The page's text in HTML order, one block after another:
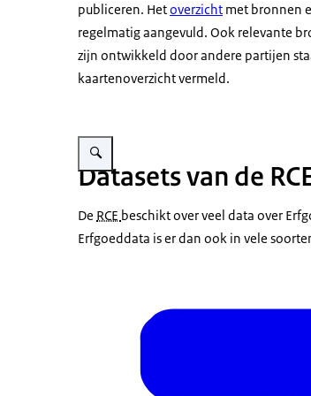
publiceren. Hetoverzicht met bronnen
regelmatig aangevuld. Ook relevante
zijn ontwikkeld door andere partijen
kaartenoverzicht vermeld.
Vergroot afbeelding Foto van een monitor
Datasets van de
De RCE beschikt over veel data over
Erfgoeddata is er dan ook in vele